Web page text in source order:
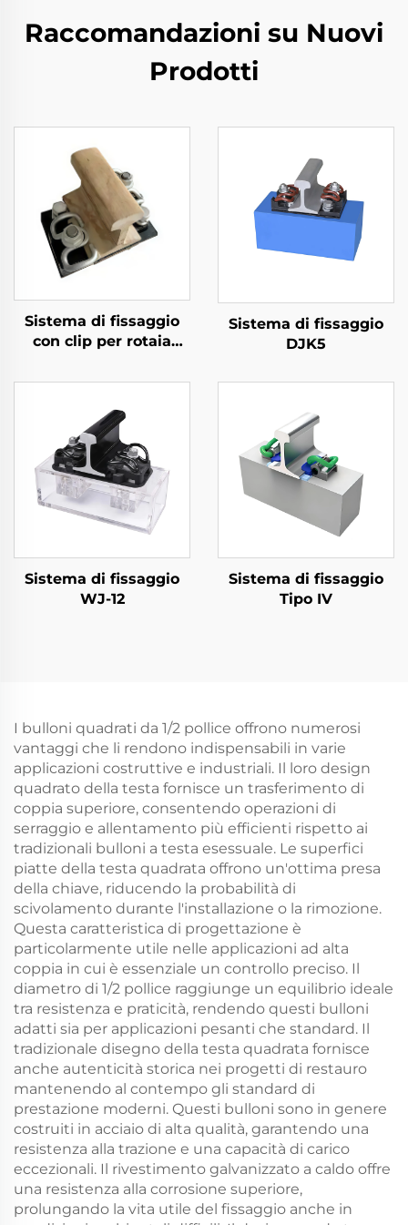
Raccomandazioni su Nuovi
Prodotti
Sistema di fissaggio
con clip per rotaia
Sistema di fissaggio
DJK5
Sistema di fissaggio
WJ-12
Sistema di fissaggio
Tipo IV
I bulloni quadrati da 1/2 pollice offrono numerosi
vantaggi che li rendono indispensabili in varie
applicazioni costruttive e industriali. Il loro design
quadrato della testa fornisce un trasferimento di
coppia superiore, consentendo operazioni di
serraggio e allentamento più efficienti rispetto ai
tradizionali bulloni a testa esessuale. Le superfici
piatte della testa quadrata offrono un'ottima presa
della chiave, riducendo la probabilità di
scivolamento durante l'installazione o la rimozione.
Questa caratteristica di progettazione è
particolarmente utile nelle applicazioni ad alta
coppia in cui è essenziale un controllo preciso. Il
diametro di 1/2 pollice raggiunge un equilibrio ideale
tra resistenza e praticità, rendendo questi bulloni
adatti sia per applicazioni pesanti che standard. Il
tradizionale disegno della testa quadrata fornisce
anche autenticità storica nei progetti di restauro
mantenendo al contempo gli standard di
prestazione moderni. Questi bulloni sono in genere
costruiti in acciaio di alta qualità, garantendo una
resistenza alla trazione e una capacità di carico
eccezionali. Il rivestimento galvanizzato a caldo offre
una resistenza alla corrosione superiore,
prolungando la vita utile del fissaggio anche in